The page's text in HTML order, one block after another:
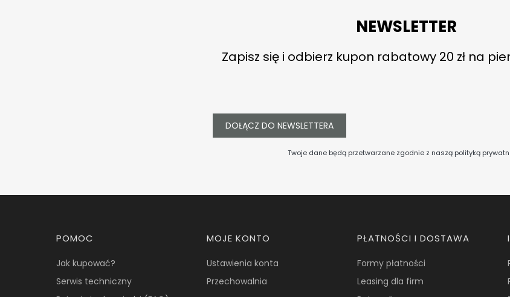
NEWSLETTER
Zapisz się i odbierz kupon rabatowy 20 zł na
DOŁĄCZ DO NEWSLETTERA
Twoje dane będą przetwarzane zgodnie z naszą polityką
Linki w stopce
POMOC
Jak kupować?
Serwis techniczny
MOJE KONTO
Ustawienia konta
Przechowalnia
PŁATNOŚCI I DOSTAWA
Formy płatności
Leasing dla firm